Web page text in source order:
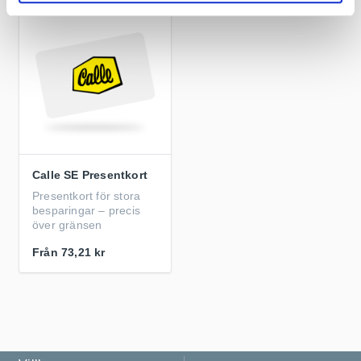
Calle SE Presentkort
Presentkort för stora
besparingar – precis
över gränsen
Från 73,21 kr